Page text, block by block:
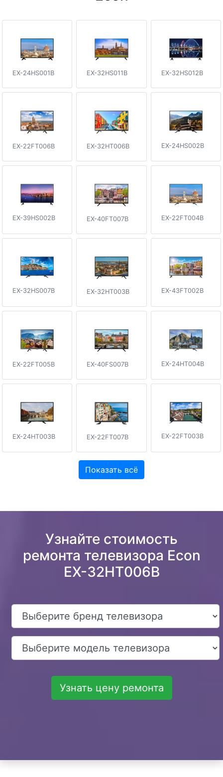
EX-24HS001B EX-32HS011B EX-32HS012B
EX-22FT006B EX-32HT006B EX-24HS002B
EX-39HS002B EX-40FT007B EX-22FT004B
EX-32HS007B EX-32HT003B EX-43FT002B
EX-22FT005B EX-40FS007B EX-24HT004B
EX-24HT003B EX-22FT007B EX-22FT003B
Показать всё
Узнайте стоимость
ремонта телевизора Econ
EX-32HT006B
Узнать цену ремонта